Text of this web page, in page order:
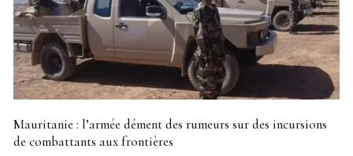
Mauritanie : l’armée dément des rumeurs sur des incursions
de combattants aux frontières